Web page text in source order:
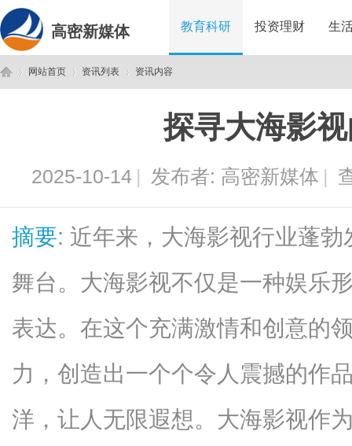
高密新媒体 教育科研 投资理财 生
网站首页 资讯列表 资讯内容
探寻大海影
2025-10-14 | 发布者: 高密新媒体 |
摘要: 近年来，大海影视行业蓬
舞台。大海影视不仅是一种娱乐
表达。在这个充满激情和创意的
力，创造出一个个令人震撼的作
洋，让人无限遐想。大海影视作